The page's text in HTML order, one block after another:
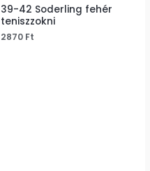
39-42 Soderling fehér
teniszzokni
2870 Ft